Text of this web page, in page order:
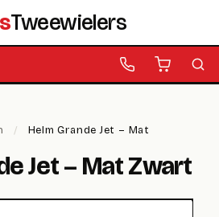
Tweewielers
/
Helm Grande Jet – Mat
Jet – Mat Zwart